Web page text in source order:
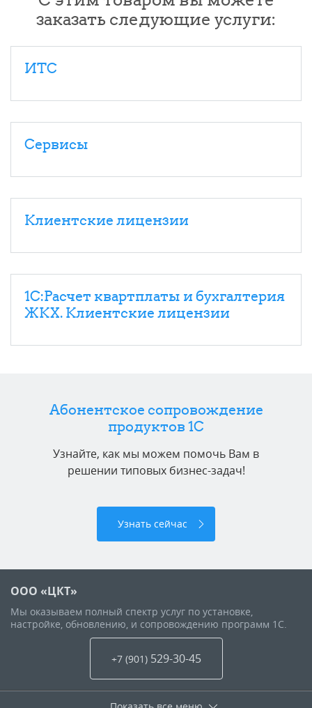
заказать следующие услуги:
ИТС
Сервисы
Клиентские лицензии
1С:Расчет квартплаты и бухгалтерия
ЖКХ. Клиентские лицензии
Абонентское сопровождение
продуктов 1C
Узнайте, как мы можем помочь Вам в
решении типовых бизнес-задач!
Узнать сейчас
ООО «ЦКТ»
Мы оказываем полный спектр услуг по установке,
настройке, обновлению, и сопровождению программ 1С.
+7 (901) 529-30-45